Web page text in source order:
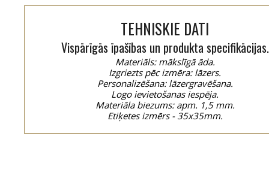
TEHNISKIE DATI
Vispārīgās īpašības un produkta specifikācijas.
Materiāls: mākslīgā āda.
Izgriezts pēc izmēra: lāzers.
Personalizēšana: lāzergravēšana.
Logo ievietošanas iespēja.
Materiāla biezums: apm. 1,5 mm.
Etiķetes izmērs - 35x35mm.